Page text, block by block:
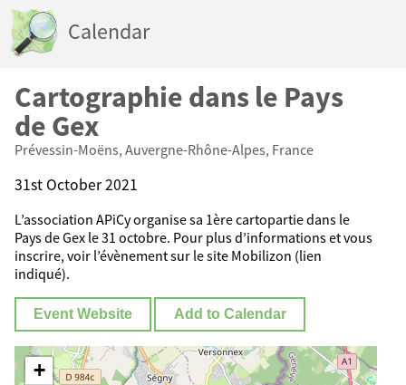
Calendar
Cartographie dans le Pays
de Gex
Prévessin-Moëns, Auvergne-Rhône-Alpes, France
31st October 2021
L’association APiCy organise sa 1ère cartopartie dans le
Pays de Gex le 31 octobre. Pour plus d’informations et vous
inscrire, voir l’évènement sur le site Mobilizon (lien
indiqué).
Event Website Add to Calendar
+